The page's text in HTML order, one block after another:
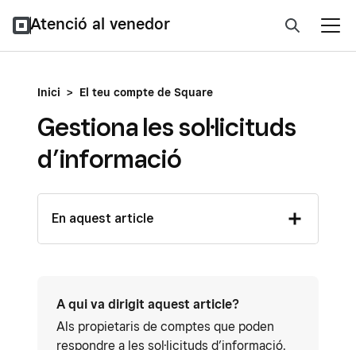
Atenció al venedor
Inici > El teu compte de Square
Gestiona les sol·licituds
d’informació
En aquest article
A qui va dirigit aquest article?
Als propietaris de comptes que poden
respondre a les sol·licituds d’informació.